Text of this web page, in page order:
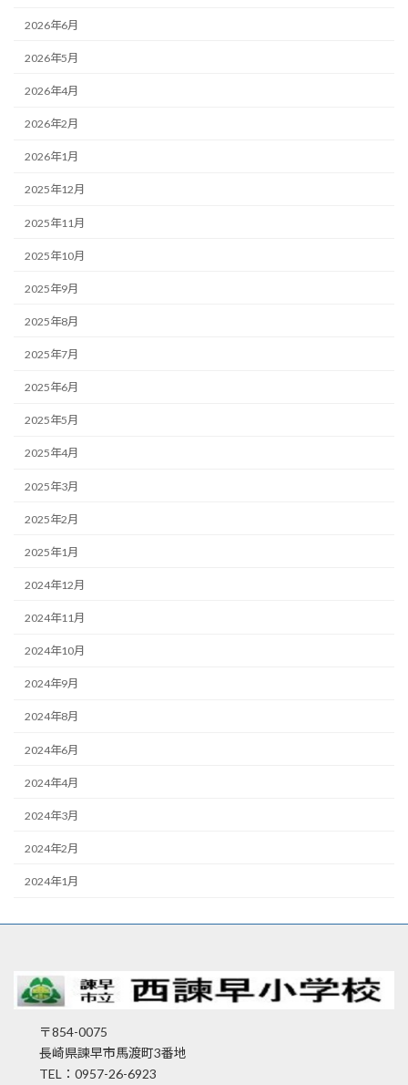
2026年6月
2026年5月
2026年4月
2026年2月
2026年1月
2025年12月
2025年11月
2025年10月
2025年9月
2025年8月
2025年7月
2025年6月
2025年5月
2025年4月
2025年3月
2025年2月
2025年1月
2024年12月
2024年11月
2024年10月
2024年9月
2024年8月
2024年6月
2024年4月
2024年3月
2024年2月
2024年1月
〒854-0075
長崎県諫早市馬渡町3番地
TEL：0957-26-6923